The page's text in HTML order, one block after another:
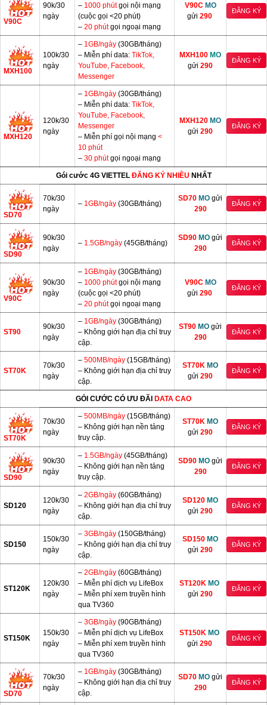
V90C
90k/30
ngày
– 1000 phútgọi nội mạng
(cuộc gọi <20 phút)
– 20 phútgọi ngoại mạng
V90C MO
gửi 290
ĐĂNG KÝ
MXH100
100k/30
ngày
– 1GB/ngày (30GB/tháng)
– Miễn phí data: TikTok,
YouTube, Facebook,
Messenger
MXH100 MO
gửi 290
ĐĂNG KÝ
MXH120
120k/30
ngày
– 1GB/ngày (30GB/tháng)
– Miễn phí data: TikTok,
YouTube, Facebook,
Messenger
– Miễn phí gọi nội mạng <
10 phút
– 30 phútgọi ngoại mạng
MXH120 MO
gửi 290
ĐĂNG KÝ
Gói cước 4G VIETTELĐĂNG KÝ NHIỀU NHẤT
SD70
70k/30
ngày
– 1GB/ngày (30GB/tháng)
SD70 MO gửi
290
ĐĂNG KÝ
SD90
90k/30
ngày
– 1.5GB/ngày (45GB/tháng)
SD90 MO gửi
290
ĐĂNG KÝ
V90C
90k/30
ngày
– 1GB/ngày (30GB/tháng)
– 1000 phútgọi nội mạng
(cuộc gọi <20 phút)
– 20 phútgọi ngoại mạng
V90C MO
gửi 290
ĐĂNG KÝ
ST90
90k/30
ngày
– 1GB/ngày (30GB/tháng)
– Không giới hạn địa chỉ truy
cập.
ST90 MO gửi
290
ĐĂNG KÝ
ST70K
70k/30
ngày
– 500MB/ngày (15GB/tháng)
– Không giới hạn địa chỉ truy
cập.
ST70K MO
gửi 290
ĐĂNG KÝ
GÓI CƯỚC CÓ ƯU ĐÃI DATA CAO
ST70K
70k/30
ngày
– 500MB/ngày (15GB/tháng)
– Không giới hạn nền tảng
truy cập.
ST70K MO
gửi 290
ĐĂNG KÝ
SD90
90k/30
ngày
– 1.5GB/ngày (45GB/tháng)
– Không giới hạn nền tảng
truy cập.
SD90 MO gửi
290
ĐĂNG KÝ
SD120
120k/30
ngày
– 2GB/ngày (60GB/tháng)
– Không giới hạn địa chỉ truy
cập.
SD120 MO
gửi 290
ĐĂNG KÝ
SD150
150k/30
ngày
– 3GB/ngày (150GB/tháng)
– Không giới hạn địa chỉ truy
cập.
SD150 MO
gửi 290
ĐĂNG KÝ
ST120K
120k/30
ngày
– 2GB/ngày (60GB/tháng)
– Miễn phí dịch vụ LifeBox
– Miễn phí xem truyền hình
qua TV360
ST120K MO
gửi 290
ĐĂNG KÝ
ST150K
150k/30
ngày
– 3GB/ngày (90GB/tháng)
– Miễn phí dịch vụ LifeBox
– Miễn phí xem truyền hình
qua TV360
ST150K MO
gửi 290
ĐĂNG KÝ
SD70
70k/30
ngày
– 1GB/ngày (30GB/tháng)
– Không giới hạn địa chỉ truy
cập.
SD70 MO gửi
290
ĐĂNG KÝ